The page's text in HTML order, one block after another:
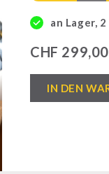
an Lager,
CHF 299,00
x
IN DEN